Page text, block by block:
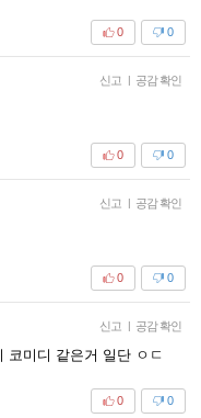
0
0
신고 | 공감 확인
0
0
신고 | 공감 확인
0
0
신고 | 공감 확인
코미디 같은거 일단 ㅇㄷ
0
0